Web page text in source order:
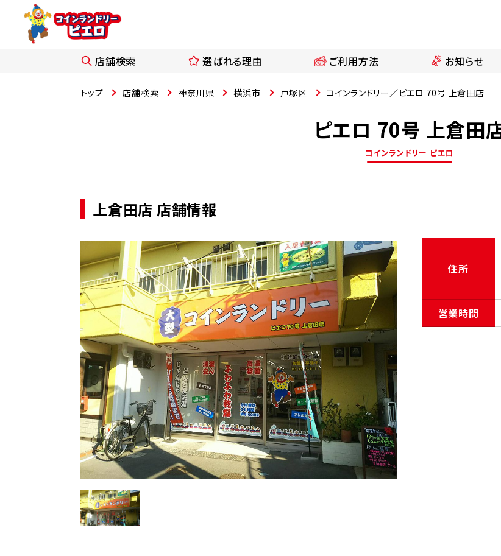
店舗検索 選ばれる理由 ご利用方法 お知らせ
トップ 店舗検索 神奈川県 横浜市 戸塚区 コインランドリー／ピエロ 70号 上倉田店
ピエロ 70号 上倉田
コインランドリー ピエロ
上倉田店 店舗情報
住所
営業時間